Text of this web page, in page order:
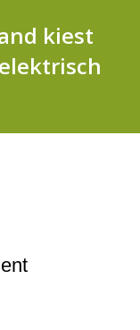
kiest